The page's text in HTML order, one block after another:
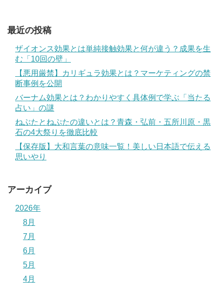
最近の投稿
ザイオンス効果とは単純接触効果と何が違う？成果を生
む「10回の壁」
【悪用厳禁】カリギュラ効果とは？マーケティングの禁
断事例を公開
バーナム効果とは？わかりやすく具体例で学ぶ「当たる
占い」の謎
ねぶたとねぷたの違いとは？青森・弘前・五所川原・黒
石の4大祭りを徹底比較
【保存版】大和言葉の意味一覧！美しい日本語で伝える
思いやり
アーカイブ
2026年
8月
7月
6月
5月
4月